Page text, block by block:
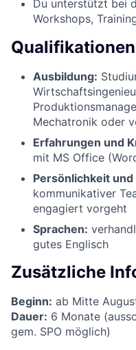
Du unterstützt bei
Workshops,
Qualifikationen
Ausbildung:
Mechatronik oder
Erfahrungen und
mit MS Office
Persönlichkeit
kommunikativer
engagiert vorgeht
Sprachen:
gutes Englisch
Zusätzliche
Beginn: ab Mitte
Dauer: 6 Monate
gem. SPO möglich)